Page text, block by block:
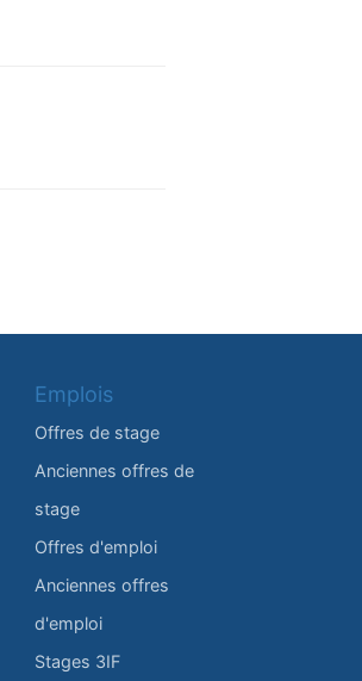
Emplois
Offres de stage
Anciennes offres de
stage
Offres d'emploi
Anciennes offres
d'emploi
Stages 3IF